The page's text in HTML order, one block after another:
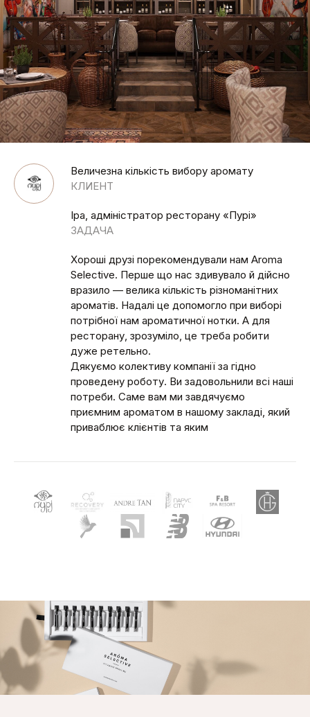
Величезна кількість вибору аромату
КЛИЕНТ
Іра, адміністратор ресторану «Пурі»
ЗАДАЧА
Хороші друзі порекомендували нам Aroma
Selective. Перше що нас здивувало й дійсно
вразило — велика кількість різноманітних
ароматів. Надалі це допомогло при виборі
потрібної нам ароматичної нотки. А для
ресторану, зрозуміло, це треба робити
дуже ретельно.
Дякуємо колективу компанії за гідно
проведену роботу. Ви задовольнили всі наші
потреби. Саме вам ми завдячуємо
приємним ароматом в нашому закладі, який
приваблює клієнтів та яким
Читать дальше